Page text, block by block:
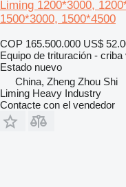
Liming 1200*3000,
1500*3000, 1500*4500
COP 165.500.000 US$
Equipo de trituración - criba
Estado nuevo
China, Zheng Zhou Shi
Liming Heavy Industry
Contacte con el vendedor